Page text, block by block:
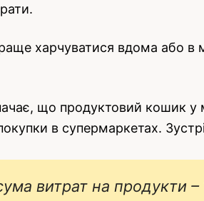
харчуватися вдома або в
що продуктовий кошик у
в супермаркетах.
витрат на продукти –